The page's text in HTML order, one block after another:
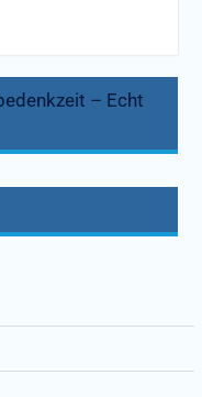
– Echt